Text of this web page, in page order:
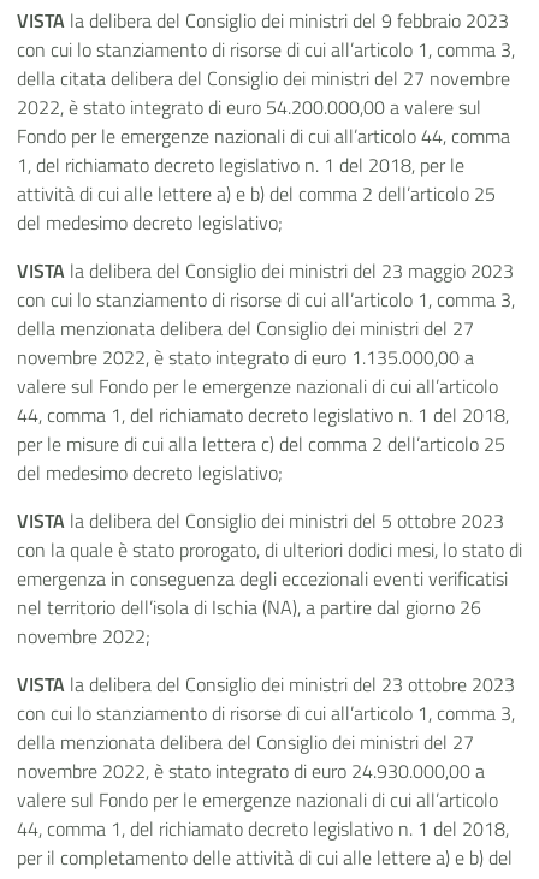
VISTA la delibera del Consiglio dei ministri del 9 febbraio 2023
con cui lo stanziamento di risorse di cui all’articolo 1, comma 3,
della citata delibera del Consiglio dei ministri del 27 novembre
2022, è stato integrato di euro 54.200.000,00 a valere sul
Fondo per le emergenze nazionali di cui all’articolo 44, comma
1, del richiamato decreto legislativo n. 1 del 2018, per le
attività di cui alle lettere a) e b) del comma 2 dell’articolo 25
del medesimo decreto legislativo;
VISTA la delibera del Consiglio dei ministri del 23 maggio 2023
con cui lo stanziamento di risorse di cui all’articolo 1, comma 3,
della menzionata delibera del Consiglio dei ministri del 27
novembre 2022, è stato integrato di euro 1.135.000,00 a
valere sul Fondo per le emergenze nazionali di cui all’articolo
44, comma 1, del richiamato decreto legislativo n. 1 del 2018,
per le misure di cui alla lettera c) del comma 2 dell’articolo 25
del medesimo decreto legislativo;
VISTA la delibera del Consiglio dei ministri del 5 ottobre 2023
con la quale è stato prorogato, di ulteriori dodici mesi, lo stato di
emergenza in conseguenza degli eccezionali eventi verificatisi
nel territorio dell’isola di Ischia (NA), a partire dal giorno 26
novembre 2022;
VISTA la delibera del Consiglio dei ministri del 23 ottobre 2023
con cui lo stanziamento di risorse di cui all’articolo 1, comma 3,
della menzionata delibera del Consiglio dei ministri del 27
novembre 2022, è stato integrato di euro 24.930.000,00 a
valere sul Fondo per le emergenze nazionali di cui all’articolo
44, comma 1, del richiamato decreto legislativo n. 1 del 2018,
per il completamento delle attività di cui alle lettere a) e b) del